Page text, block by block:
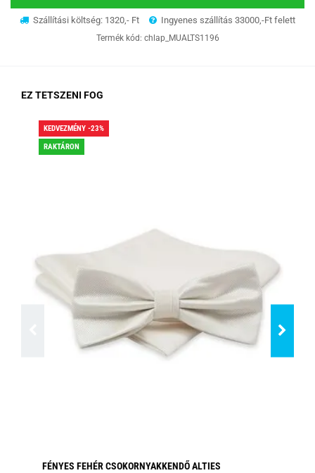
Szállítási költség: 1320,- Ft Ingyenes szállítás 33000,-Ft felett
Termék kód: chlap_MUALTS1196
EZ TETSZENI FOG
KEDVEZMÉNY -23%
RAKTÁRON
FÉNYES FEHÉR CSOKORNYAKKENDŐ ALTIES